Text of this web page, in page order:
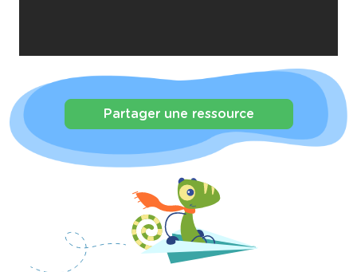
Partager une ressource